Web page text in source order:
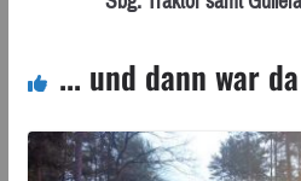
... und dann war